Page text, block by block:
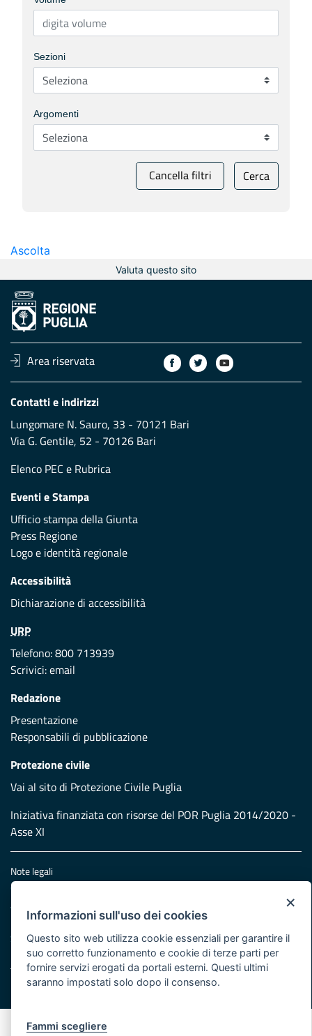
Sezioni
Argomenti
Cancella filtri Cerca
Ascolta
Valuta questo sito
Area riservata
Contatti e indirizzi
Lungomare N. Sauro, 33 - 70121 Bari
Via G. Gentile, 52 - 70126 Bari
Elenco PEC e Rubrica
Eventi e Stampa
Ufficio stampa della Giunta
Press Regione
Logo e identità regionale
Accessibilità
Dichiarazione di accessibilità
URP
Telefono: 800 713939
Scrivici:email
Redazione
Presentazione
Responsabili di pubblicazione
Protezione civile
Vai al sito di Protezione Civile Puglia
Iniziativa finanziata con risorse del POR Puglia 2014/2020 -
Asse XI
Note legali
Cookie e privacy
Atti di notifica
Feed RSS
Servizi Intranet
© Regione Puglia
×
Informazioni sull'uso dei cookies
Questo sito web utilizza cookie essenziali per garantire il
suo corretto funzionamento e cookie di terze parti per
fornire servizi erogati da portali esterni. Questi ultimi
saranno impostati solo dopo il consenso.
Fammi scegliere